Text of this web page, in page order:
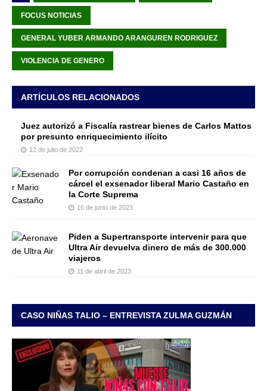
FOCUS NOTICIAS
GENERAL YUBER ARMANDO ARANGUREN RODRIGUEZ
VIOLENCIA DE GENERO
ARTÍCULOS RELACIONADOS
Juez autorizó a Fiscalía rastrear bienes de Carlos Mattos
por presunto enriquecimiento ilícito
12 de julio de 2022
Por corrupción condenan a casi 16 años de
cárcel el exsenador liberal Mario Castaño en
la Corte Suprema
16 de junio de 2023
Piden a Supertransporte intervenir para que
Ultra Air devuelva dinero de más de 300.000
viajeros
11 de abril de 2023
CASO NIÑAS TALIO – ENTREVISTA ZULMA GUZMÁN